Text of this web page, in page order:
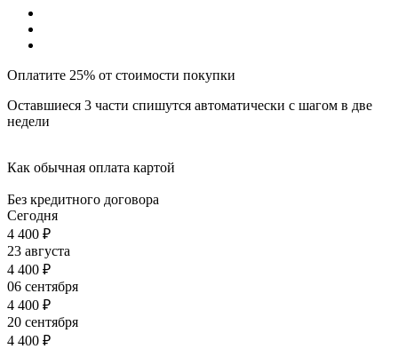
Оплатите 25% от стоимости покупки
Оставшиеся 3 части спишутся автоматически с шагом в две
недели
Как обычная оплата картой
Без кредитного договора
Сегодня
4 400 ₽
23 августа
4 400 ₽
06 сентября
4 400 ₽
20 сентября
4 400 ₽